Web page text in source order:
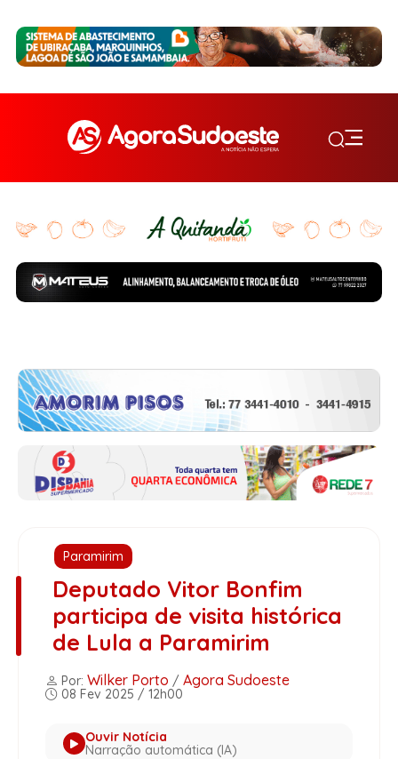
Paramirim
Deputado Vitor Bonfim
participa de visita histórica
de Lula a Paramirim
Por: Wilker Porto / Agora Sudoeste
08 Fev 2025 / 12h00
Ouvir Notícia
Narração automática (IA)